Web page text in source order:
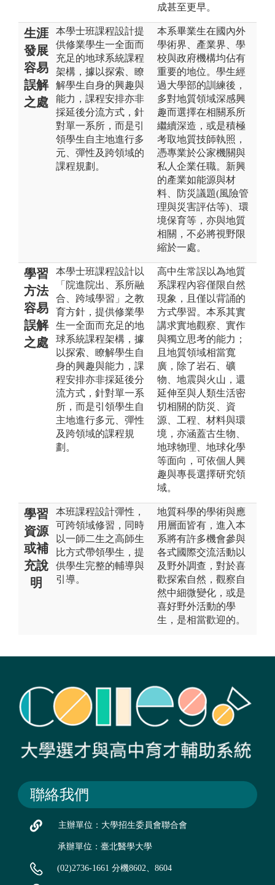
成甚至更早。
生涯
發展
容易
誤解
之處
本學士班課程設計提
供修業學生一全面而
充足的地球系統課程
架構，據以探索、瞭
解學生自身的興趣與
能力，課程安排亦非
採延後分流方式，針
對單一系所，而是引
領學生自主地進行多
元、彈性及跨領域的
課程規劃。
本系畢業生在國內外
學術界、產業界、學
校與政府機構均佔有
重要的地位。學生經
過大學部的訓練後，
多對地質領域深感興
趣而選擇在相關系所
繼續深造，或是積極
考取地質技師執照，
憑專業於公家機關與
私人企業任職。新興
的產業如能源與材
料、防災議題(風險管
理與災害評估等)、環
境保育等，亦與地質
相關，不必將視野限
縮於一處。
學習
方法
容易
誤解
之處
本學士班課程設計以
「院進院出、系所融
合、跨域學習」之教
育方針，提供修業學
生一全面而充足的地
球系統課程架構，據
以探索、瞭解學生自
身的興趣與能力，課
程安排亦非採延後分
流方式，針對單一系
所，而是引領學生自
主地進行多元、彈性
及跨領域的課程規
劃。
高中生常誤以為地質
系課程內容僅限自然
現象，且僅以背誦的
方式學習。本系其實
講求實地觀察、實作
與獨立思考的能力；
且地質領域相當寬
廣，除了岩石、礦
物、地震與火山，還
延伸至與人類生活密
切相關的防災、資
源、工程、材料與環
境，亦涵蓋古生物、
地球物理、地球化學
等面向，可依個人興
趣與專長選擇研究領
域。
學習
資源
或補
充說
明
本班課程設計彈性，
可跨領域修習，同時
以一師二生之高師生
比方式帶領學生，提
供學生完整的輔導與
引導。
地質科學的學術與應
用層面皆有，進入本
系將有許多機會參與
各式國際交流活動以
及野外調查，對於喜
歡探索自然，觀察自
然中細微變化，或是
喜好野外活動的學
生，是相當歡迎的。
聯絡我們
主辦單位：大學招生委員會聯合會
承辦單位：臺北醫學大學
(02)2736-1661 分機8602、8604